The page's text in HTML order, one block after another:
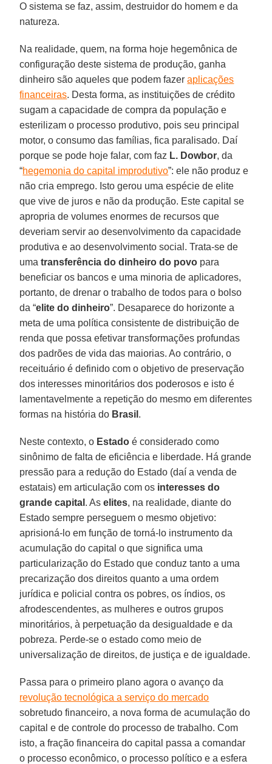
O sistema se faz, assim, destruidor do homem e da
natureza.
Na realidade, quem, na forma hoje hegemônica de
configuração deste sistema de produção, ganha
dinheiro são aqueles que podem fazeraplicações
financeiras. Desta forma, as instituições de crédito
sugam a capacidade de compra da população e
esterilizam o processo produtivo, pois seu principal
motor, o consumo das famílias, fica paralisado. Daí
porque se pode hoje falar, com faz L. Dowbor, da
“hegemonia do capital improdutivo”: ele não produz e
não cria emprego. Isto gerou uma espécie de elite
que vive de juros e não da produção. Este capital se
apropria de volumes enormes de recursos que
deveriam servir ao desenvolvimento da capacidade
produtiva e ao desenvolvimento social. Trata-se de
umatransferência do dinheiro do povo para
beneficiar os bancos e uma minoria de aplicadores,
portanto, de drenar o trabalho de todos para o bolso
da “elite do dinheiro”. Desaparece do horizonte a
meta de uma política consistente de distribuição de
renda que possa efetivar transformações profundas
dos padrões de vida das maiorias. Ao contrário, o
receituário é definido com o objetivo de preservação
dos interesses minoritários dos poderosos e isto é
lamentavelmente a repetição do mesmo em diferentes
formas na história do Brasil .
Neste contexto, o Estado é considerado como
sinônimo de falta de eficiência e liberdade. Há grande
pressão para a redução do Estado (daí a venda de
estatais) em articulação com os interesses do
grande capital . Aselites, na realidade, diante do
Estado sempre perseguem o mesmo objetivo:
aprisioná-lo em função de torná-lo instrumento da
acumulação do capital o que significa uma
particularização do Estado que conduz tanto a uma
precarização dos direitos quanto a uma ordem
jurídica e policial contra os pobres, os índios, os
afrodescendentes, as mulheres e outros grupos
minoritários, à perpetuação da desigualdade e da
pobreza. Perde-se o estado como meio de
universalização de direitos, de justiça e de igualdade.
Passa para o primeiro plano agora o avanço da
revolução tecnológica a serviço do mercado
sobretudo financeiro, a nova forma de acumulação do
capital e de controle do processo de trabalho. Com
isto, a fração financeira do capital passa a comandar
o processo econômico, o processo político e a esfera